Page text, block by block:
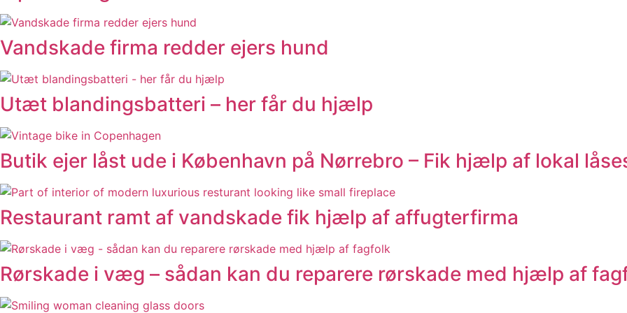
Vandskade firma redder ejers hund
Utæt blandingsbatteri – her får du hjælp
Butik ejer låst ude i København på Nørrebro – Fik hjælp af lokal
Restaurant ramt af vandskade fik hjælp af affugterfirma
Rørskade i væg – sådan kan du reparere rørskade med hjælp af